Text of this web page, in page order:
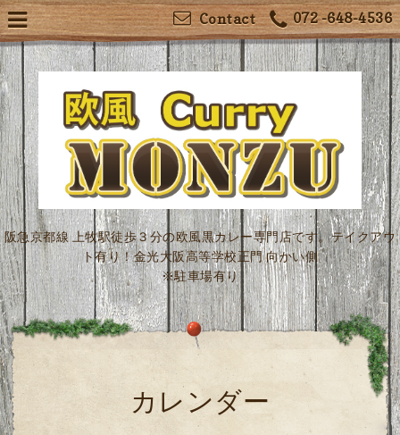
072 -648-4536
Contact
阪急京都線 上牧駅徒歩３分の欧風黒カレー専門店です。テイクアウ
ト有り！金光大阪高等学校正門 向かい側
※駐車場有り
カレンダー